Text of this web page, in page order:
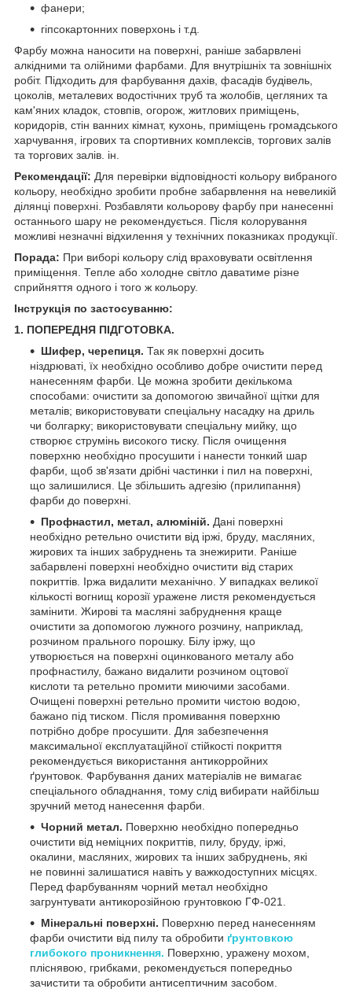
фанери;
гіпсокартонних поверхонь і т.д.
Фарбу можна наносити на поверхні, раніше забарвлені
алкідними та олійними фарбами. Для внутрішніх та зовнішніх
робіт. Підходить для фарбування дахів, фасадів будівель,
цоколів, металевих водостічних труб та жолобів, цегляних та
кам'яних кладок, стовпів, огорож, житлових приміщень,
коридорів, стін ванних кімнат, кухонь, приміщень громадського
харчування, ігрових та спортивних комплексів, торгових залів
та торгових залів. ін.
Рекомендації: Для перевірки відповідності кольору вибраного
кольору, необхідно зробити пробне забарвлення на невеликій
ділянці поверхні. Розбавляти кольорову фарбу при нанесенні
останнього шару не рекомендується. Після колорування
можливі незначні відхилення у технічних показниках продукції.
Порада: При виборі кольору слід враховувати освітлення
приміщення. Тепле або холодне світло даватиме різне
сприйняття одного і того ж кольору.
Інструкція по застосуванню:
1. ПОПЕРЕДНЯ ПІДГОТОВКА.
Шифер, черепиця. Так як поверхні досить
ніздрюваті, їх необхідно особливо добре очистити перед
нанесенням фарби. Це можна зробити декількома
способами: очистити за допомогою звичайної щітки для
металів; використовувати спеціальну насадку на дриль
чи болгарку; використовувати спеціальну мийку, що
створює струмінь високого тиску. Після очищення
поверхню необхідно просушити і нанести тонкий шар
фарби, щоб зв'язати дрібні частинки і пил на поверхні,
що залишилися. Це збільшить адгезію (прилипання)
фарби до поверхні.
Профнастил, метал, алюміній. Дані поверхні
необхідно ретельно очистити від іржі, бруду, масляних,
жирових та інших забруднень та знежирити. Раніше
забарвлені поверхні необхідно очистити від старих
покриттів. Іржа видалити механічно. У випадках великої
кількості вогнищ корозії уражене листя рекомендується
замінити. Жирові та масляні забруднення краще
очистити за допомогою лужного розчину, наприклад,
розчином прального порошку. Білу іржу, що
утворюється на поверхні оцинкованого металу або
профнастилу, бажано видалити розчином оцтової
кислоти та ретельно промити миючими засобами.
Очищені поверхні ретельно промити чистою водою,
бажано під тиском. Після промивання поверхню
потрібно добре просушити. Для забезпечення
максимальної експлуатаційної стійкості покриття
рекомендується використання антикорройних
ґрунтовок. Фарбування даних матеріалів не вимагає
спеціального обладнання, тому слід вибирати найбільш
зручний метод нанесення фарби.
Чорний метал. Поверхню необхідно попередньо
очистити від неміцних покриттів, пилу, бруду, іржі,
окалини, масляних, жирових та інших забруднень, які
не повинні залишатися навіть у важкодоступних місцях.
Перед фарбуванням чорний метал необхідно
загрунтувати антикорозійною грунтовкою ГФ-021.
Мінеральні поверхні. Поверхню перед нанесенням
фарби очистити від пилу та обробити ґрунтовкою
глибокого проникнення. Поверхню, уражену мохом,
пліснявою, грибками, рекомендується попередньо
зачистити та обробити антисептичним засобом.